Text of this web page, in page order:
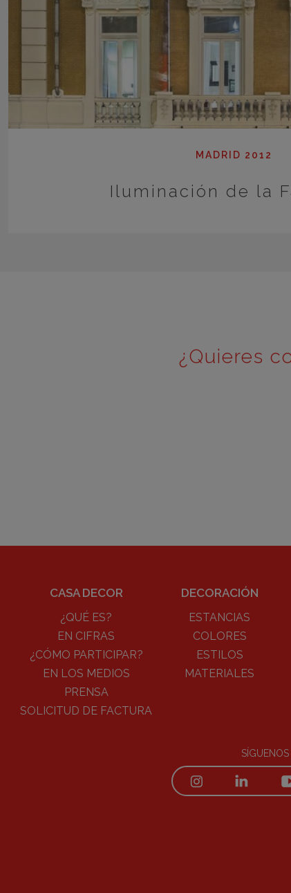
MADRID 2012
Iluminación de la
¿Quieres
CASA DECOR
¿QUÉ ES?
EN CIFRAS
¿CÓMO PARTICIPAR?
EN LOS MEDIOS
PRENSA
SOLICITUD DE FACTURA
DECORACIÓN
ESTANCIAS
COLORES
ESTILOS
MATERIALES